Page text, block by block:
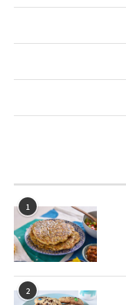
1
2